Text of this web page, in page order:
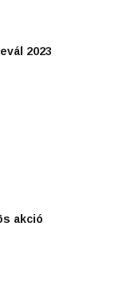
2023
akció